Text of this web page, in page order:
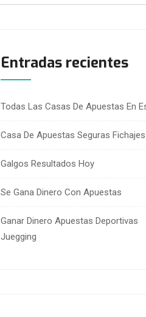
Entradas recientes
Todas Las Casas De Apuestas En
Casa De Apuestas Seguras Fichajes
Galgos Resultados Hoy
Se Gana Dinero Con Apuestas
Ganar Dinero Apuestas Deportivas
Juegging